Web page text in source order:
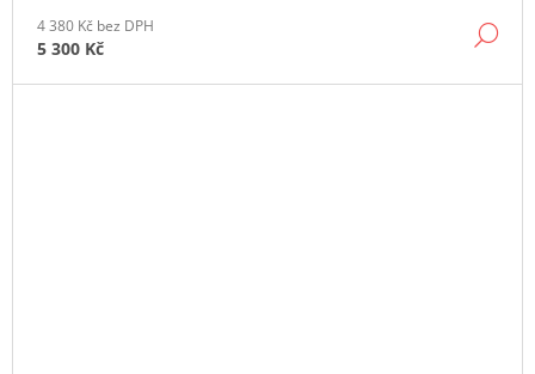
4 380 Kč bez DPH
5 300 Kč